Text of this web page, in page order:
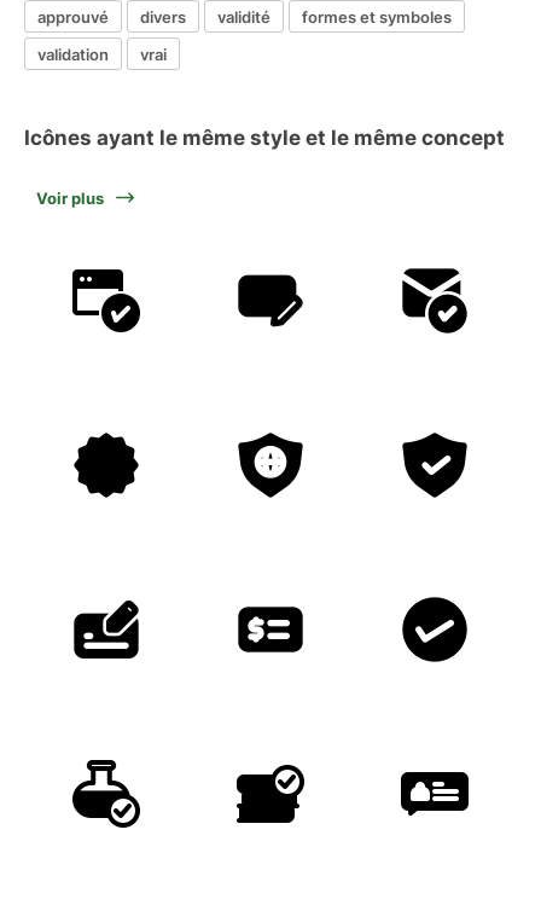
approuvé
divers validité
formes et symboles
validation
vrai
Icônes ayant le même style et le même concept
Voir plus